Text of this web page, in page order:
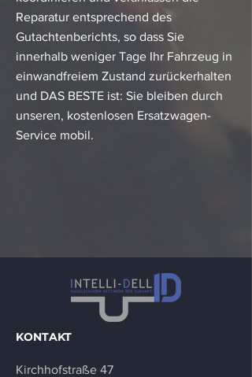
Reparatur entsprechend des
Gutachtenberichts, so dass Sie
innerhalb weniger Tage Ihr Fahrzeug in
einwandfreiem Zustand zurückerhalten
und DAS BESTE ist: Sie bleiben durch
unseren, kostenlosen Ersatzwagen-
Service mobil.
KONTAKT
Kirchhofstraße 47